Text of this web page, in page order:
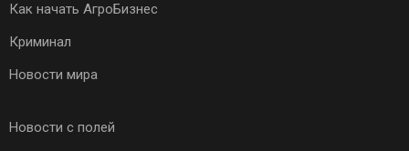
Как начать АгроБизнес
Криминал
Новости мира
Новости с полей